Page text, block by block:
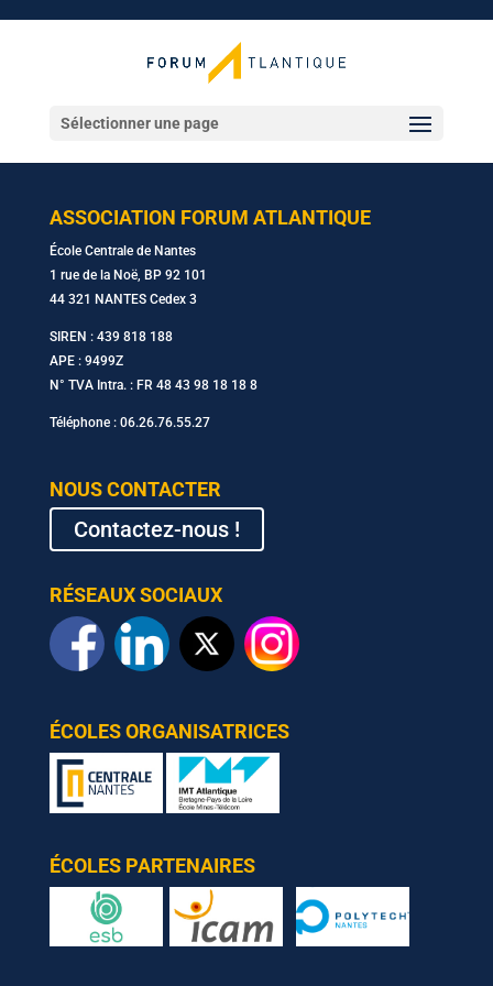
Sélectionner une page
ASSOCIATION FORUM ATLANTIQUE
École Centrale de Nantes
1 rue de la Noë, BP 92 101
44 321 NANTES Cedex 3
SIREN : 439 818 188
APE : 9499Z
N° TVA Intra. : FR 48 43 98 18 18 8
Téléphone : 06.26.76.55.27
NOUS CONTACTER
Contactez-nous !
RÉSEAUX SOCIAUX
ÉCOLES ORGANISATRICES
ÉCOLES PARTENAIRES